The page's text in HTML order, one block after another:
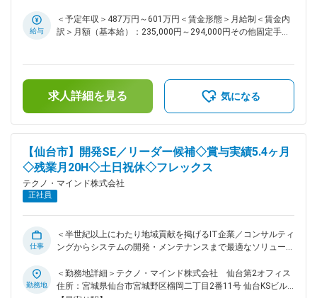
テム部 54名 ■育成体制： ◇最初は現存メンバーと一緒にOJT
にて日々の運用業務スキルを身に付けていただきます。 ◇慣れ
体や民間企業向けに情報システムの企画・構築・運用を一貫し
て手掛けてきた技術者集団です。 ◇とりわけ福島をはじめとし
た地域自治体との取引実績が厚く、住民情報、税務、福祉、防
災など、地域生活を支える幅広い領域でITインフラを提供して
案を続けてきたことで、「地域の業務を理解しているパートナ
ー」として長期的な信頼関係を築いている点が、同業他社と比
較した際の大きな強みです。 変更の範囲：会社の定める業務
給与
＜予定年収＞487万円～601万円＜賃金形態＞月給制＜賃金内
訳＞月額（基本給）：235,000円～294,000円その他固定手当/
その他固定手当：住宅手当■昇給：年1回（4月）■賞与：年3回
（夏期、冬期、年末）※2023年実績5.6か月、2024年実績5.3
か月、2025年実績5.4か月賃金はあくまでも目安の金額であ
定手当を含めた表記です。
求人詳細を見る 気になる
【仙台市】開発SE／リーダー候補◇賞与実績5.4ヶ月
◇残業月20H◇土日祝休◇フレックス
テクノ・マインド株式会社
正社員
仕事
＜半世紀以上にわたり地域貢献を掲げるIT企業／コンサルティ
ングからシステムの開発・メンテナンスまで最適なソリューシ
望と適性を考慮して、以下いずれかの分野を担当いただきま
す。 ■業務詳細： （1）ソリューションエンジニア 業界や業種
勤務地
＜勤務地詳細＞テクノ・マインド株式会社 仙台第2オフィス
住所：宮城県仙台市宮城野区榴岡二丁目2番11号 仙台KSビル